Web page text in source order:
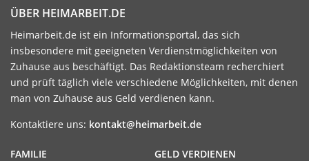
ÜBER HEIMARBEIT.DE
Heimarbeit.de ist ein Informationsportal, das sich
insbesondere mit geeigneten Verdienstmöglichkeiten von
Zuhause aus beschäftigt. Das Redaktionsteam recherchiert
und prüft täglich viele verschiedene Möglichkeiten, mit denen
man von Zuhause aus Geld verdienen kann.
Kontaktiere uns: kontakt@heimarbeit.de
GELD VERDIENEN
FAMILIE